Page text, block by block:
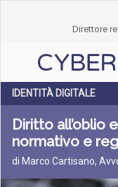
Direttore
IDENTITÀ DIGITALE
Diritto all’oblio
normativo e
di Marco Cartisano,